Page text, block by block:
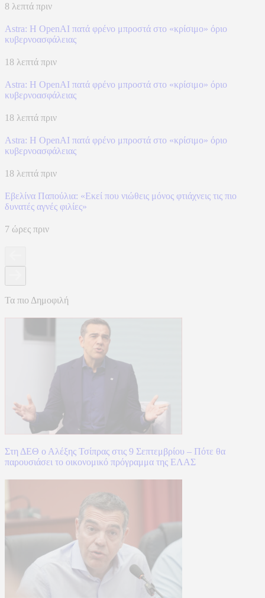
8 λεπτά πριν
Astra: Η OpenAI πατά φρένο μπροστά στο «κρίσιμο» όριο
κυβερνοασφάλειας
18 λεπτά πριν
Astra: Η OpenAI πατά φρένο μπροστά στο «κρίσιμο» όριο
κυβερνοασφάλειας
18 λεπτά πριν
Astra: Η OpenAI πατά φρένο μπροστά στο «κρίσιμο» όριο
κυβερνοασφάλειας
18 λεπτά πριν
Εβελίνα Παπούλια: «Εκεί που νιώθεις μόνος φτιάχνεις τις πιο
δυνατές αγνές φιλίες»
7 ώρες πριν
Τα πιο Δημοφιλή
Στη ΔΕΘ ο Αλέξης Τσίπρας στις 9 Σεπτεμβρίου – Πότε θα
παρουσιάσει το οικονομικό πρόγραμμα της ΕΛΑΣ